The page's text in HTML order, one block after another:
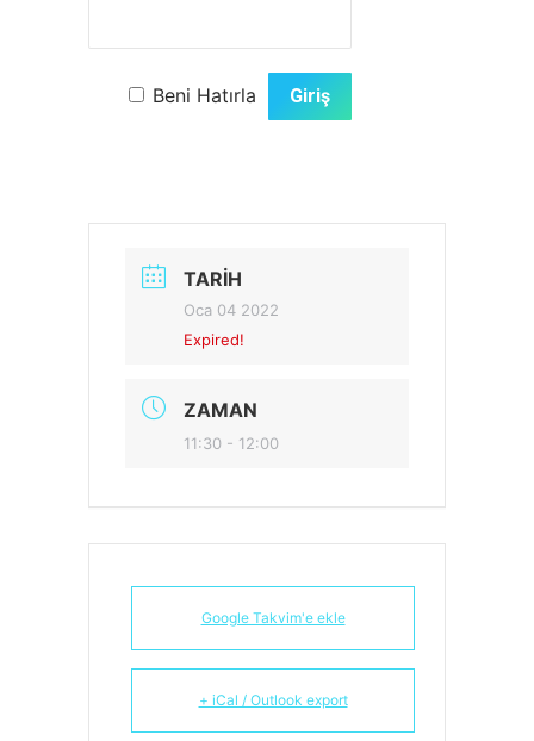
Beni Hatırla
TARIH
Oca 04 2022
Expired!
ZAMAN
11:30 - 12:00
Google Takvim'e ekle
+ iCal / Outlook export